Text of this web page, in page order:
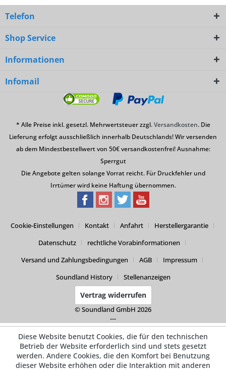
Telefon
Shop Service
Informationen
Infomail
* Alle Preise inkl. gesetzl. Mehrwertsteuer zzgl.Versandkosten. Die
Lieferung erfolgt ausschließlich innerhalb Deutschlands! Wir versenden
ab dem Mindestbestellwert von 50€ versandkostenfrei! Ausnahme:
Sperrgut
Die Angebote gelten solange Vorrat reicht. Für Druckfehler und
Irrtümer wird keine Haftung übernommen.
Cookie-Einstellungen Kontakt Anfahrt
Herstellergarantie
Datenschutz
rechtliche Vorabinformationen
Versand und Zahlungsbedingungen
AGB
Impressum
Soundland History
Stellenanzeigen
Vertrag widerrufen
© Soundland GmbH 2026
---
Diese Website benutzt Cookies, die für den technischen
Betrieb der Website erforderlich sind und stets gesetzt
werden. Andere Cookies, die den Komfort bei Benutzung
dieser Website erhöhen oder die Interaktion mit anderen